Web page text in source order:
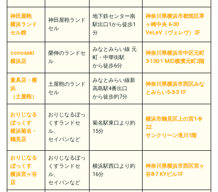
神田屋鞄
横浜ランド
セル館
神田屋鞄ランド
セル
地下鉄センター南
駅出口1から徒歩1
分
神奈川県横浜市都筑区茅
ヶ崎中央 6-30
VeLeV（ヴェレヴ）2F
conosaki
横浜店
榮伸のランドセ
ル
みなとみらい線 元
町・中華街駅
から徒歩6分
神奈川県横浜市中区元町
3-130-1 MID横濱元町2階
童具店・横
浜
（土屋鞄）
土屋鞄のランド
セル
みなとみらい線新
高島駅4番出口
から徒歩約7分
神奈川県横浜市西区みな
とみらい5-3-3 1F
おりじなる
ぼっくす
横浜菊名・
鶴見店
おりじなるぼっ
くすランドセ
ル、
セイバンなど
菊名駅東口より約
15分
横浜市鶴見区上の宮1-8-
22
サンクリーン滝川1階
おりじなる
ぼっくす
横浜宮ヶ谷
店
おりじなるぼっ
くすランドセ
ル、
セイバンなど
横浜駅西口より約
16分
神奈川県横浜市西区宮ヶ
谷8-7 KYビル1F